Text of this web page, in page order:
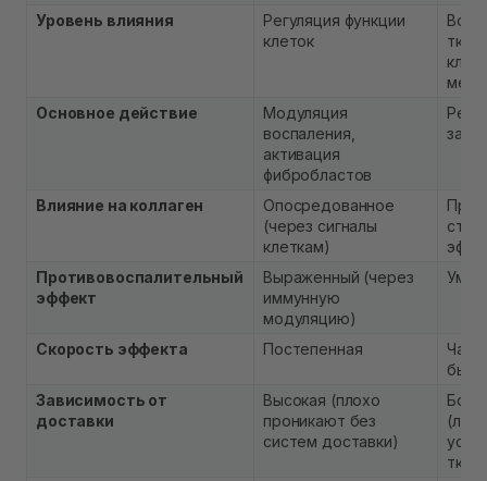
Уровень влияния
Регуляция функции
клеток
Основное действие
Модуляция
воспаления,
активация
фибробластов
Влияние на коллаген
Опосредованное
(через сигналы
клеткам)
Противовоспалительный
эффект
Выраженный (через
иммунную
модуляцию)
Скорость эффекта Постепенная
Зависимость от
доставки
Высокая (плохо
проникают без
систем доставки)